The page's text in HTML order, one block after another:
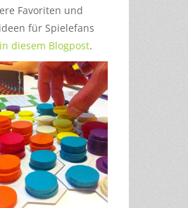
Favoriten und
für Spielefans
in diesem Blogpost.